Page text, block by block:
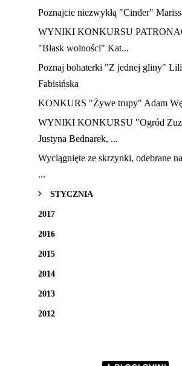
Poznajcie niezwykłą "Cinder"
WYNIKI KONKURSU
"Blask wolności" Kat...
Poznaj bohaterki "Z jednej gliny"
Fabisińska
KONKURS "Żywe trupy" Adam
WYNIKI KONKURSU "Ogród
Justyna Bednarek, ...
Wyciągnięte ze skrzynki, odebrane
...
STYCZNIA
2017
2016
2015
2014
2013
2012